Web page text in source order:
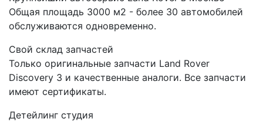
Общая площадь 3000 м2 - более 30 автомобилей
обслуживаются одновременно.
Свой склад запчастей
Только оригинальные запчасти Land Rover
Discovery 3 и качественные аналоги. Все запчасти
имеют сертификаты.
Детейлинг студия